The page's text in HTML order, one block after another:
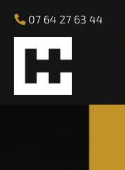
07 64 27 63 44